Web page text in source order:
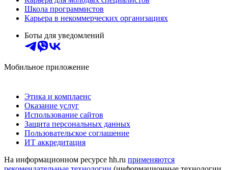
Школа программистов
Карьера в некоммерческих организациях
Боты для уведомлений
Мобильное приложение
Этика и комплаенс
Оказание услуг
Использование сайтов
Защита персональных данных
Пользовательское соглашение
ИТ аккредитация
На информационном ресурсе hh.ru применяются